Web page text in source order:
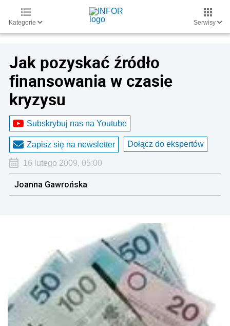
Kategorie Serwisy
Jak pozyskać źródło
finansowania w czasie
kryzysu
Subskrybuj nas na Youtube
Zapisz się na newsletter Dołącz do ekspertów
16 lutego 2009, 05:00
Joanna Gawrońska